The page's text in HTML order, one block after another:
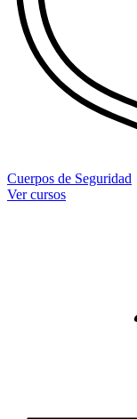
Cuerpos de Seguridad
Ver cursos